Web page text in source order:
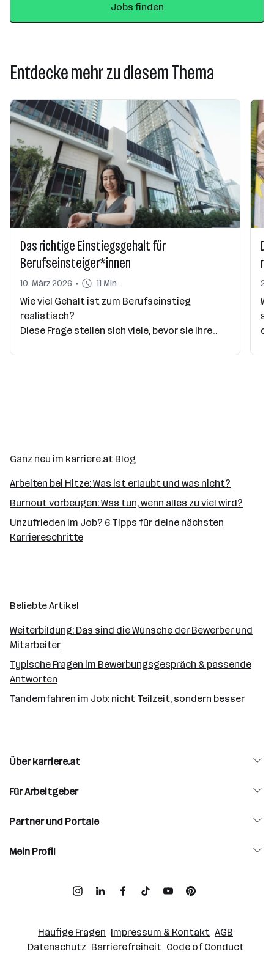
Jobs finden
Entdecke mehr zu diesem Thema
Das richtige Einstiegsgehalt für
Berufseinsteiger*innen
10. März 2026 11 Min.
Wie viel Gehalt ist zum Berufseinstieg
realistisch?
Diese Frage stellen sich viele, bevor sie ihre
Ganz neu im karriere.at Blog
Arbeiten bei Hitze: Was ist erlaubt und was nicht?
Burnout vorbeugen: Was tun, wenn alles zu viel wird?
Unzufrieden im Job? 6 Tipps für deine nächsten
Karriereschritte
Beliebte Artikel
Weiterbildung: Das sind die Wünsche der Bewerber und
Mitarbeiter
Typische Fragen im Bewerbungsgespräch & passende
Antworten
Tandemfahren im Job: nicht Teilzeit, sondern besser
Über karriere.at
Für Arbeitgeber
Partner und Portale
Mein Profil
Häufige Fragen Impressum & Kontakt AGB
Datenschutz Barrierefreiheit Code of Conduct